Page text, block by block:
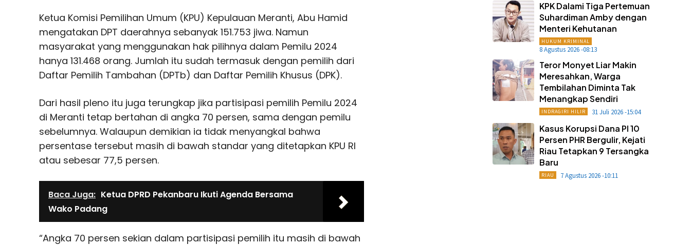
Ketua Komisi Pemilihan Umum (KPU) Kepulauan Meranti, Abu Hamid
mengatakan DPT daerahnya sebanyak 151.753 jiwa. Namun
masyarakat yang menggunakan hak pilihnya dalam Pemilu 2024
hanya 131.468 orang. Jumlah itu sudah termasuk dengan pemilih dari
Daftar Pemilih Tambahan (DPTb) dan Daftar Pemilih Khusus (DPK).
Dari hasil pleno itu juga terungkap jika partisipasi pemilih Pemilu 2024
di Meranti tetap bertahan di angka 70 persen, sama dengan pemilu
sebelumnya. Walaupun demikian ia tidak menyangkal bahwa
persentase tersebut masih di bawah standar yang ditetapkan KPU RI
atau sebesar 77,5 persen.
Baca Juga: Ketua DPRD Pekanbaru Ikuti Agenda Bersama
Wako Padang
“Angka 70 persen sekian dalam partisipasi pemilih itu masih di bawah
KPK Dalami Tiga Pertemuan
Suhardiman Amby dengan
Menteri Kehutanan
HUKUM KRIMINAL
8 Agustus 2026 -08:13
Teror Monyet Liar Makin
Meresahkan, Warga
Tembilahan Diminta Tak
Menangkap Sendiri
INDRAGIRI HILIR 31 Juli 2026 -15:04
Kasus Korupsi Dana PI 10
Persen PHR Bergulir, Kejati
Riau Tetapkan 9 Tersangka
Baru
RIAU 7 Agustus 2026 -10:11